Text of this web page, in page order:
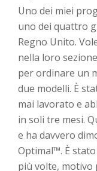
Uno dei miei
uno dei quattro
Regno Unito.
nella loro
per ordinare un
due modelli. È
mai lavorato e
in soli tre mesi.
e ha davvero
Optimal™. È
più volte, motivo